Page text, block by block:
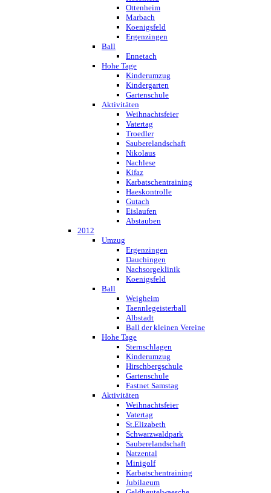
Ottenheim
Marbach
Koenigsfeld
Ergenzingen
Ball
Ennetach
Hohe Tage
Kinderumzug
Kindergarten
Gartenschule
Aktivitäten
Weihnachtsfeier
Vatertag
Troedler
Sauberelandschaft
Nikolaus
Nachlese
Kifaz
Karbatschentraining
Haeskontrolle
Gutach
Eislaufen
Abstauben
2012
Umzug
Ergenzingen
Dauchingen
Nachsorgeklinik
Koenigsfeld
Ball
Weigheim
Taennlegeisterball
Albstadt
Ball der kleinen Vereine
Hohe Tage
Sternschlagen
Kinderumzug
Hirschbergschule
Gartenschule
Fastnet Samstag
Aktivitäten
Weihnachtsfeier
Vatertag
St.Elizabeth
Schwarzwaldpark
Sauberelandschaft
Natzental
Minigolf
Karbatschentraining
Jubilaeum